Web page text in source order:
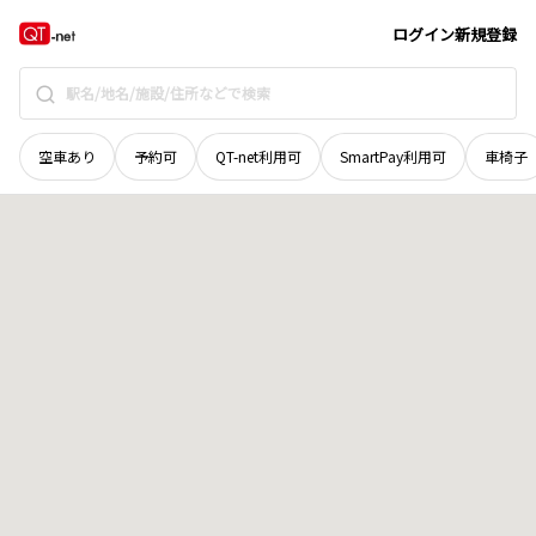
ログイン新規登録
空車あり 予約可 QT-net利用可 SmartPay利用可 車椅子
宮城県